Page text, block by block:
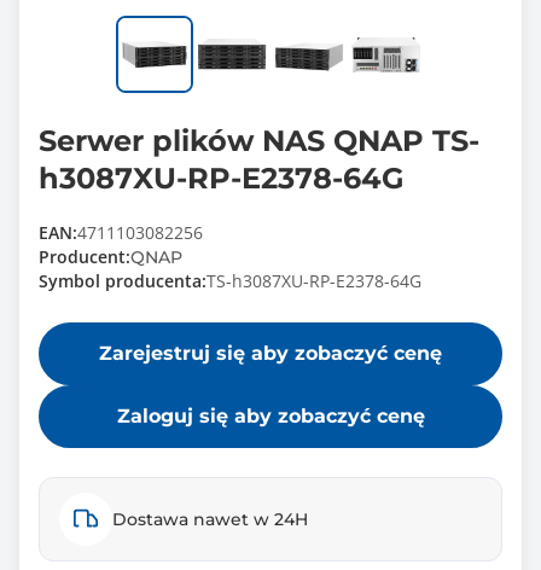
Serwer plików NAS QNAP TS-
h3087XU-RP-E2378-64G
EAN:4711103082256
Producent:QNAP
Symbol producenta:TS-h3087XU-RP-E2378-64G
Zarejestruj się aby zobaczyć cenę
Zaloguj się aby zobaczyć cenę
Dostawa nawet w 24H